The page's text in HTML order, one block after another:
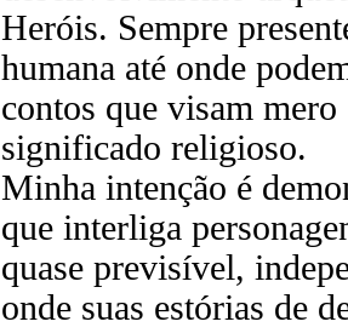
Heróis. Sempre
humana até onde
contos que visam
significado religioso.
Minha intenção é
que interliga
quase previsível,
onde suas estórias de